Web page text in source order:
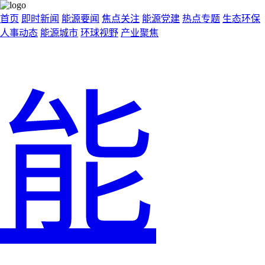
首页 即时新闻 能源要闻 焦点关注 能源党建 热点专题 生态环保
人事动态 能源城市 环球视野 产业聚焦
能